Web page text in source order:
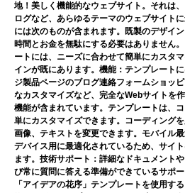
地！美しく機能的なウェブサイト。それは
ログなど、あらゆるテーマのウェブサイト
には次のものが含まれます。既製のデザイ
時間とお金を無駄にする必要はありません
ートには、ニーズに合わせて簡単にカスタ
インが既にあります。機能：テンプレート
ジ製品ページのブログ連絡フォームショッ
なカスタマイズなど、完全なWebサイトを
機能が含まれています。テンプレートは、
単にカスタマイズできます。コーディング
画像、テキストを変更できます。モバイル
デバイス用に最適化されているため、サイ
ます。技術サポート：詳細なドキュメント
び常に質問に答える準備ができているサポ
「アイデアの花序」テンプレートを使用す